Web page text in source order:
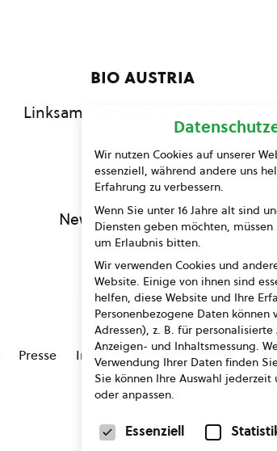
bio austria
Linksammlung für Konsumenten
Fotogalerie
Kontakt
Newsletter Anmeldung
Presse Impressum Datenschutz
Wir nutzen Cookies auf unserer
essenziell, während andere uns
Erfahrung zu verbessern.
Wenn Sie unter 16 Jahre alt sind
Diensten geben möchten,
um Erlaubnis bitten.
Wir verwenden Cookies und
Website. Einige von ihnen sind
helfen, diese Website und Ihre
Personenbezogene Daten
Adressen), z. B. für
Anzeigen- und Inhaltsmessung.
Verwendung Ihrer Daten finden
Sie können Ihre Auswahl jederzeit
oder anpassen.
Datenschutzeinstellungen
Essenziell